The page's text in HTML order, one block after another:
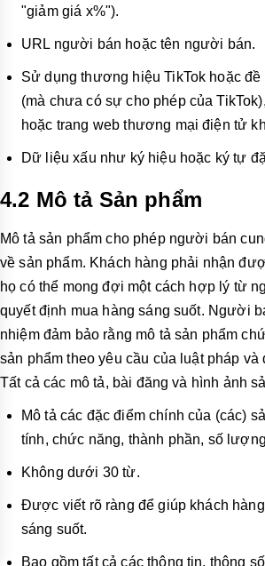
"giảm giá x%").
URL người bán hoặc tên người bán.
Sử dụng thương hiệu TikTok hoặc đề
(mà chưa có sự cho phép của
hoặc trang web thương mại điện tử
Dữ liệu xấu như ký hiệu hoặc ký tự
4.2 Mô tả Sản phẩm
Mô tả sản phẩm cho phép người bán
về sản phẩm. Khách hàng phải nhận
họ có thể mong đợi một cách hợp lý từ
quyết định mua hàng sáng suốt. Người
nhiệm đảm bảo rằng mô tả sản phẩm
sản phẩm theo yêu cầu của luật pháp và
Tất cả các mô tả, bài đăng và hình ảnh
Mô tả các đặc điểm chính của (các)
tính, chức năng, thành phần, số
Không dưới 30 từ.
Được viết rõ ràng để giúp khách
sáng suốt.
Bao gồm tất cả các thông tin, thông